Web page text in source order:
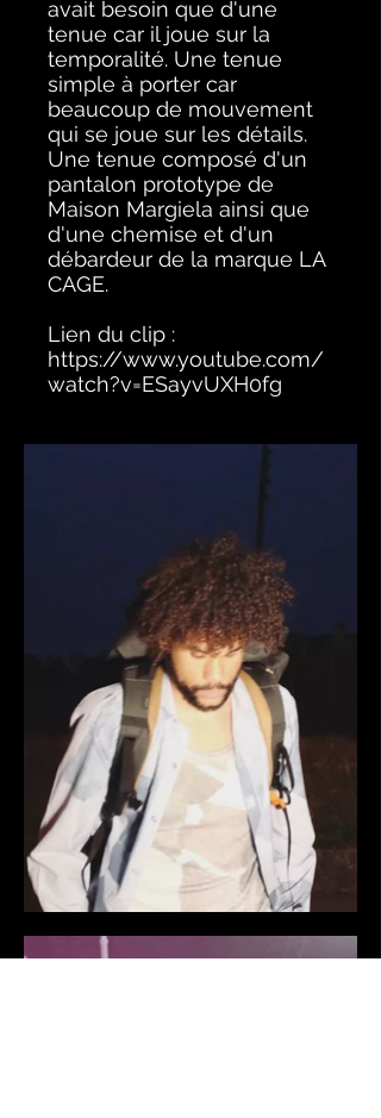
avait besoin que d'une
tenue car il joue sur la
temporalité. Une tenue
simple à porter car
beaucoup de mouvement
qui se joue sur les détails.
Une tenue composé d'un
pantalon prototype de
Maison Margiela ainsi que
d'une chemise et d'un
débardeur de la marque LA
CAGE.
Lien du clip :
https://www.youtube.com/
watch?v=ESayvUXH0fg